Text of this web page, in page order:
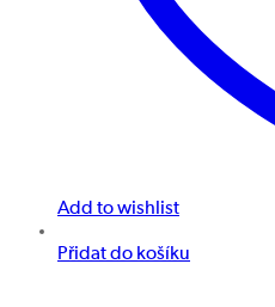
Add to wishlist
Přidat do košíku